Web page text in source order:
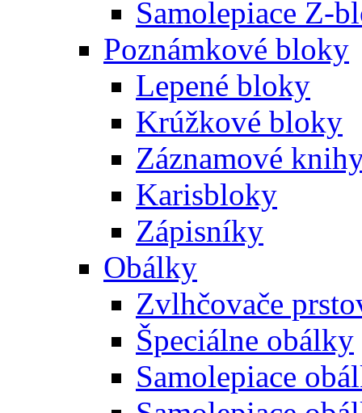
Samolepiace Z-
Poznámkové bloky
Lepené bloky
Krúžkové bloky
Záznamové
Karisbloky
Zápisníky
Obálky
Zvlhčovače
Špeciálne obálky
Samolepiace